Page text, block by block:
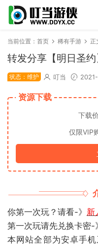
当前位置： 首页 稀有手游 正
转发分享【明日圣
状态：维护 叮当
资源下载
下载
仅限VIP
你第一次玩？请看-》 新
第一次玩请先兑换卡密-
本网站全部为安卓手